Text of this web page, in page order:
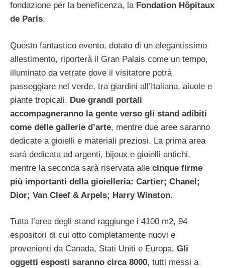
fondazione per la beneficenza, la Fondation Hôpitaux
de Paris.
Questo fantastico evento, dotato di un elegantissimo
allestimento, riporterà il Gran Palais come un tempo,
illuminato da vetrate dove il visitatore potrà
passeggiare nel verde, tra giardini all’Italiana, aiuole e
piante tropicali. Due grandi portali
accompagneranno la gente verso gli stand adibiti
come delle gallerie d’arte, mentre due aree saranno
dedicate a gioielli e materiali preziosi. La prima area
sarà dedicata ad argenti, bijoux e gioielli antichi,
mentre la seconda sarà riservata alle cinque firme
più importanti della gioielleria: Cartier; Chanel;
Dior; Van Cleef & Arpels; Harry Winston.
Tutta l’area degli stand raggiunge i 4100 m2, 94
espositori di cui otto completamente nuovi e
provenienti da Canada, Stati Uniti e Europa. Gli
oggetti esposti saranno circa 8000, tutti messi a